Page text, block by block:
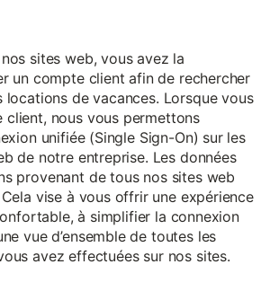
nos sites web, vous avez la
un compte client afin de rechercher
locations de vacances. Lorsque vous
client, nous vous permettons
unifiée (Single Sign-On) sur les
de notre entreprise. Les données
provenant de tous nos sites web
vise à vous offrir une expérience
à simplifier la connexion
vue d’ensemble de toutes les
avez effectuées sur nos sites.